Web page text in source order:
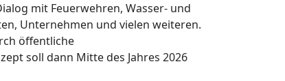
mit Feuerwehren, Wasser- und
Unternehmen und vielen weiteren.
öffentliche
soll dann Mitte des Jahres 2026